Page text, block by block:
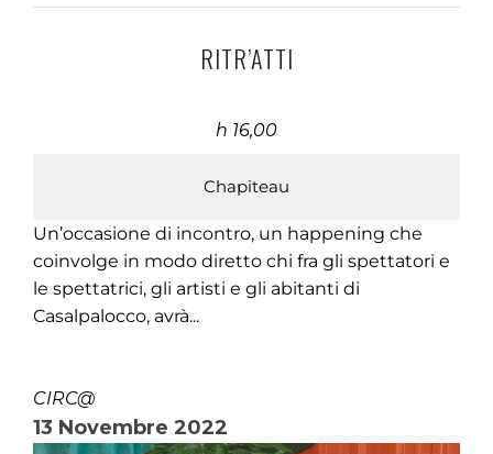
RITR’ATTI
h 16,00
Chapiteau
Un’occasione di incontro, un happening che
coinvolge in modo diretto chi fra gli spettatori e
le spettatrici, gli artisti e gli abitanti di
Casalpalocco, avrà...
CIRC@
13 Novembre 2022